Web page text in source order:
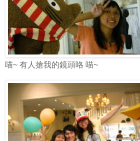
喵~ 有人搶我的鏡頭咯 喵~